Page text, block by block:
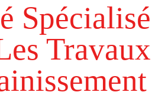
Spécialisé
Travaux